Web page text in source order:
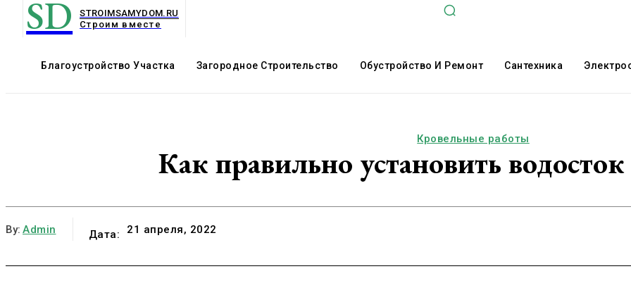
SD
STROIMSAMYDOM.RU
Строим вместе
Благоустройство Участка Загородное Строительство Обустройство И Ремонт Сантехника
Кровельные работы
Как правильно установить
By: Admin Дата: 21 апреля, 2022